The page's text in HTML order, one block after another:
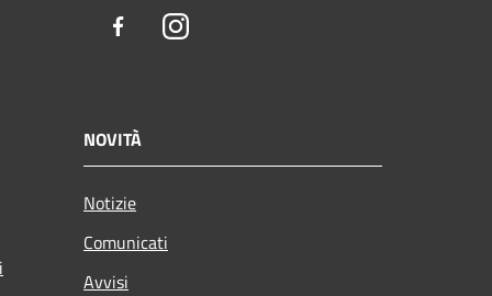
FacebookInstagram
NOVITÀ
Notizie
Comunicati
Avvisi